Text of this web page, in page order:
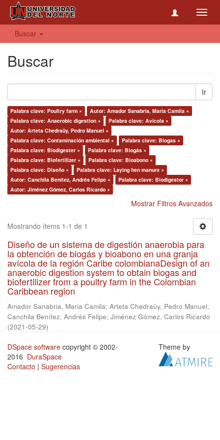
Buscar
Buscar
Ir
Palabra clave: Poultry farm ×
Autor: Amador Sanabria, Maria Camila ×
Palabra clave: Anaerobic digestion ×
Palabra clave: Avícola ×
Autor: Arteta Chedraüy, Pedro Manuel ×
Palabra clave: Contaminación ambiental ×
Palabra clave: Biogas ×
Palabra clave: Biodigester ×
Palabra clave: Biogás ×
Palabra clave: Biofertilizer ×
Palabra clave: Bioabono ×
Palabra clave: Diseño ×
Palabra clave: Laying hen manure ×
Autor: Canchila Benítez, Andrés Felipe ×
Palabra clave: Biodigestor ×
Autor: Jiménez Gómez, Carlos Ricardo ×
Mostrar Filtros Avanzados
Mostrando ítems 1-1 de 1
Diseño de un sistema de digestión anaerobia para
la obtención de biogás y bioabono en una granja
avícola de la región Caribe colombianaDesign of an
anaerobic digestion system to obtain biogas and
biofertilizer from a poultry farm in the Colombian
Caribbean region
Amador Sanabria, Maria Camila; Arteta Chedraüy, Pedro Manuel;
Canchila Benítez, Andrés Felipe; Jiménez Gómez, Carlos Ricardo
(2021-05-29)
DSpace software copyright © 2002-
2016 DuraSpace
Contacto | Sugerencias
Theme by